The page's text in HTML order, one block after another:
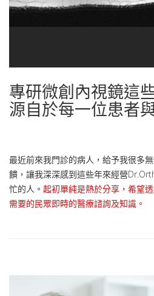
專研微創內視鏡這
源自於每一位患者
最近前來我門診的病人，給予我很多
饋，讓我深深感到這些年來經營
忙的人。 起初單純是熱於分享，希望
需要的民眾即時的醫療諮詢及知識。